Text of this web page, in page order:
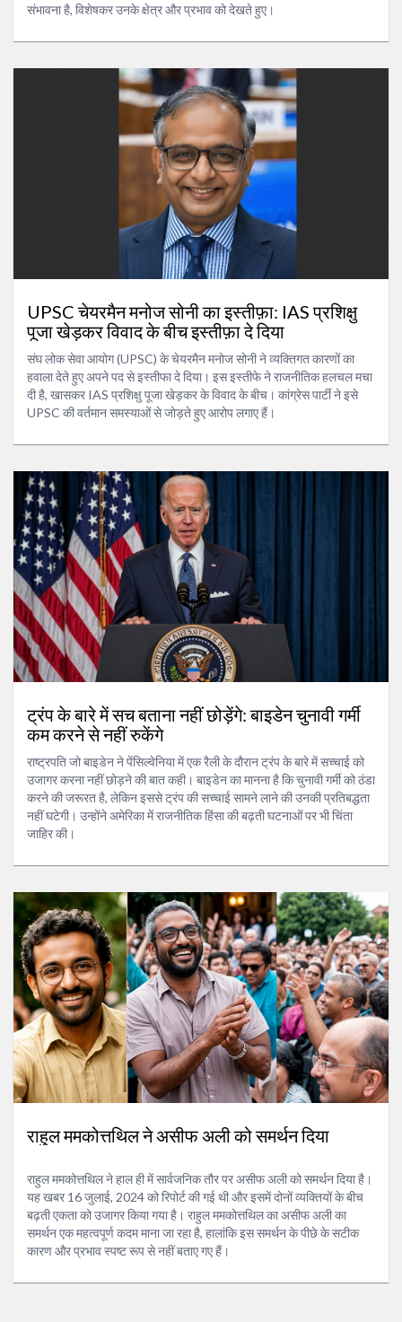
संभावना है, विशेषकर उनके क्षेत्र और प्रभाव को देखते हुए।
UPSC चेयरमैन मनोज सोनी का इस्तीफ़ा: IAS प्रशिक्षु
पूजा खेड़कर विवाद के बीच इस्तीफ़ा दे दिया
संघ लोक सेवा आयोग (UPSC) के चेयरमैन मनोज सोनी ने व्यक्तिगत कारणों का
हवाला देते हुए अपने पद से इस्तीफा दे दिया। इस इस्तीफे ने राजनीतिक हलचल मचा
दी है, खासकर IAS प्रशिक्षु पूजा खेड़कर के विवाद के बीच। कांग्रेस पार्टी ने इसे
UPSC की वर्तमान समस्याओं से जोड़ते हुए आरोप लगाए हैं।
ट्रंप के बारे में सच बताना नहीं छोड़ेंगे: बाइडेन चुनावी गर्मी
कम करने से नहीं रुकेंगे
राष्ट्रपति जो बाइडेन ने पेंसिल्वेनिया में एक रैली के दौरान ट्रंप के बारे में सच्चाई को
उजागर करना नहीं छोड़ने की बात कही। बाइडेन का मानना है कि चुनावी गर्मी को ठंडा
करने की जरूरत है, लेकिन इससे ट्रंप की सच्चाई सामने लाने की उनकी प्रतिबद्धता
नहीं घटेगी। उन्होंने अमेरिका में राजनीतिक हिंसा की बढ़ती घटनाओं पर भी चिंता
जाहिर की।
राहुल ममकोत्तथिल ने असीफ अली को समर्थन दिया
राहुल ममकोत्तथिल ने हाल ही में सार्वजनिक तौर पर असीफ अली को समर्थन दिया है।
यह खबर 16 जुलाई, 2024 को रिपोर्ट की गई थी और इसमें दोनों व्यक्तियों के बीच
बढ़ती एकता को उजागर किया गया है। राहुल ममकोत्तथिल का असीफ अली का
समर्थन एक महत्वपूर्ण कदम माना जा रहा है, हालांकि इस समर्थन के पीछे के सटीक
कारण और प्रभाव स्पष्ट रूप से नहीं बताए गए हैं।